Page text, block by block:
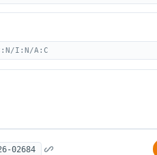
I:N/A:C
02684